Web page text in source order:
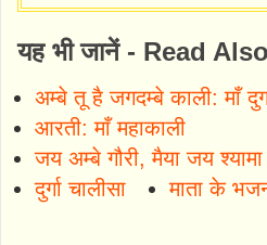
यह भी जानें - Read Also
अम्बे तू है जगदम्बे काली: माँ
आरती: माँ महाकाली
जय अम्बे गौरी, मैया जय
दुर्गा चालीसा
माता के